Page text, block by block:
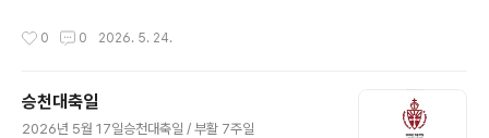
0 0 2026. 5. 24.
승천대축일
2026년 5월 17일승천대축일 / 부활 7주일